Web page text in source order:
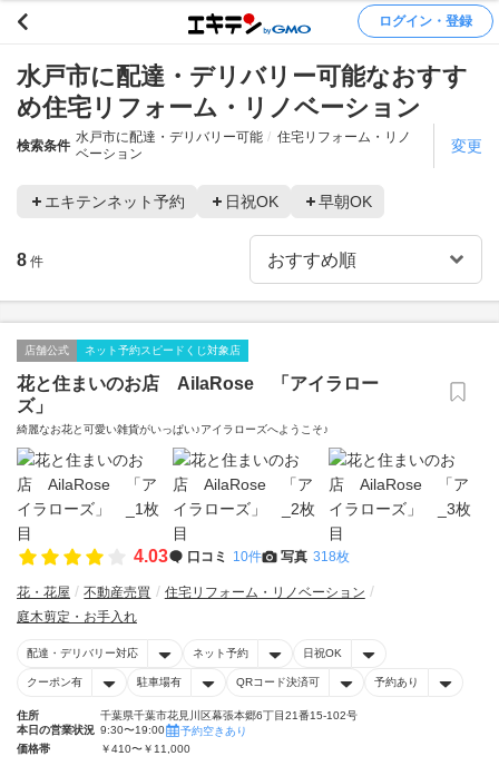
ログイン・登録
水戸市に配達・デリバリー可能なおすす
め住宅リフォーム・リノベーション
検索条件
水戸市に配達・デリバリー可能
住宅リフォーム・リノ
ベーション
変更
エキテンネット予約 日祝OK 早朝OK
8 件
店舗公式 ネット予約スピードくじ対象店
花と住まいのお店 AilaRose 「アイラロー
ズ」
綺麗なお花と可愛い雑貨がいっぱい♪アイラローズへようこそ♪
4.03 口コミ 10件 写真 318枚
花・花屋 不動産売買
住宅リフォーム・リノベーション
庭木剪定・お手入れ
配達・デリバリー対応 ネット予約 日祝OK
クーポン有 駐車場有 QRコード決済可 予約あり
住所
千葉県千葉市花見川区幕張本郷6丁目21番15-102号
本日の営業状況 9:30〜19:00
予約空きあり
価格帯
￥410〜￥11,000